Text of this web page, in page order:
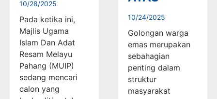
10/28/2025
Pada ketika ini,
Majlis Ugama
Islam Dan Adat
Resam Melayu
Pahang (MUIP)
sedang mencari
calon yang
10/24/2025
Golongan warga
emas merupakan
sebahagian
penting dalam
struktur
masyarakat